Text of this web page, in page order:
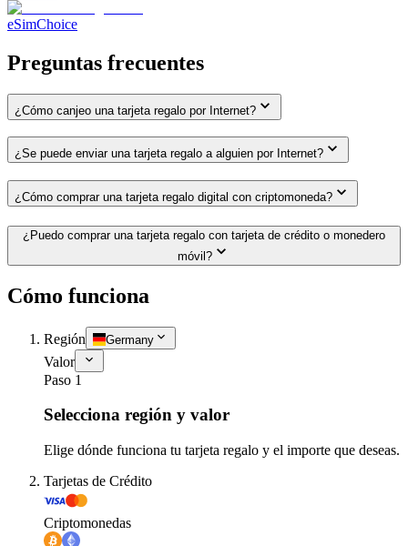
eSimChoice
Preguntas frecuentes
¿Cómo canjeo una tarjeta regalo por Internet?
¿Se puede enviar una tarjeta regalo a alguien por Internet?
¿Cómo comprar una tarjeta regalo digital con criptomoneda?
¿Puedo comprar una tarjeta regalo con tarjeta de crédito o monedero
móvil?
Cómo funciona
Región Germany
Valor
Paso 1
Selecciona región y valor
Elige dónde funciona tu tarjeta regalo y el importe que deseas.
Tarjetas de Crédito
Criptomonedas